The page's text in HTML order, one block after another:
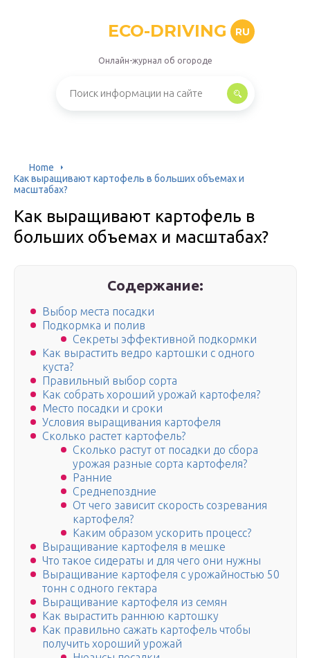
ECO-DRIVING RU
Онлайн-журнал об огороде
Home
Как выращивают картофель в больших объемах и
масштабах?
Как выращивают картофель в
больших объемах и масштабах?
Содержание:
Выбор места посадки
Подкормка и полив
Секреты эффективной подкормки
Как вырастить ведро картошки с одного
куста?
Правильный выбор сорта
Как собрать хороший урожай картофеля?
Место посадки и сроки
Условия выращивания картофеля
Сколько растет картофель?
Сколько растут от посадки до сбора
урожая разные сорта картофеля?
Ранние
Среднепоздние
От чего зависит скорость созревания
картофеля?
Каким образом ускорить процесс?
Выращивание картофеля в мешке
Что такое сидераты и для чего они нужны
Выращивание картофеля с урожайностью 50
тонн с одного гектара
Выращивание картофеля из семян
Как вырастить раннюю картошку
Как правильно сажать картофель чтобы
получить хороший урожай